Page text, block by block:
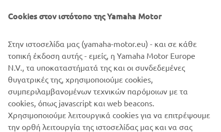
Cookies στον ιστότοπο της Yamaha Motor
Στην ιστοσελίδα μας (yamaha-motor.eu) - και σε κάθε
τοπική έκδοση αυτής - εμείς, η Yamaha Motor Europe
N.V., τα υποκαταστήματά της και οι συνδεδεμένες
θυγατρικές της, χρησιμοποιούμε cookies,
συμπεριλαμβανομένων τεχνικών παρόμοιων με τα
cookies, όπως javascript και web beacons.
Χρησιμοποιούμε λειτουργικά cookies για να επιτρέψουμε
την ορθή λειτουργία της ιστοσελίδας μας και να σας